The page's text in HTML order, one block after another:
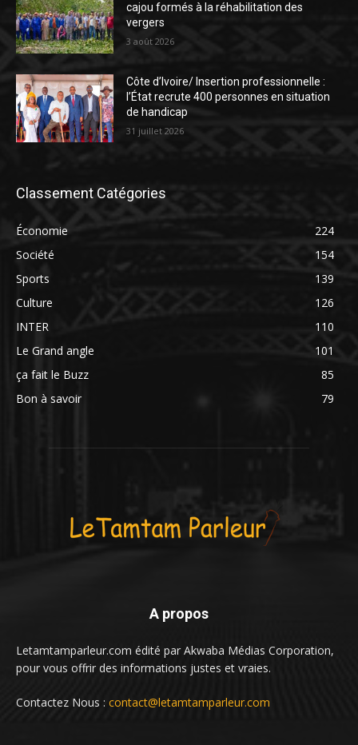
cajou formés à la réhabilitation des
vergers
3 août 2026
Côte d’Ivoire/ Insertion professionnelle :
l’État recrute 400 personnes en situation
de handicap
31 juillet 2026
Classement Catégories
Économie
224
Société
154
Sports
139
Culture
126
INTER
110
Le Grand angle
101
ça fait le Buzz
85
Bon à savoir
79
A propos
Letamtamparleur.com édité par Akwaba Médias Corporation,
pour vous offrir des informations justes et vraies.
Contactez Nous : contact@letamtamparleur.com